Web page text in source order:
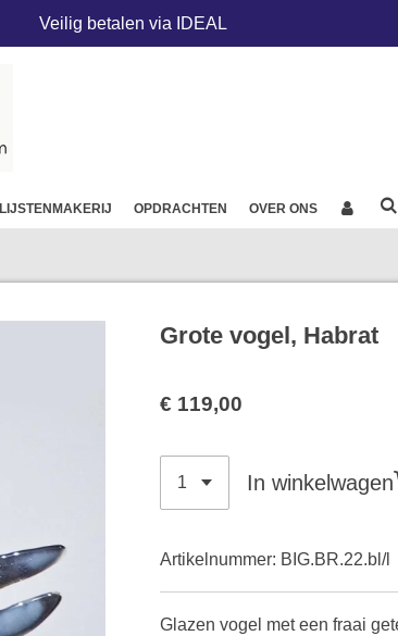
Veilig betalen via IDEAL
LIJSTENMAKERIJ OPDRACHTEN OVER ONS
Grote vogel, Habrat
€ 119,00
In winkelwagen
Artikelnummer: BIG.BR.22.bl/l
Glazen vogel met een fraai